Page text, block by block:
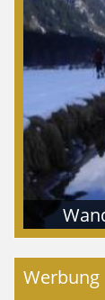
Werbung